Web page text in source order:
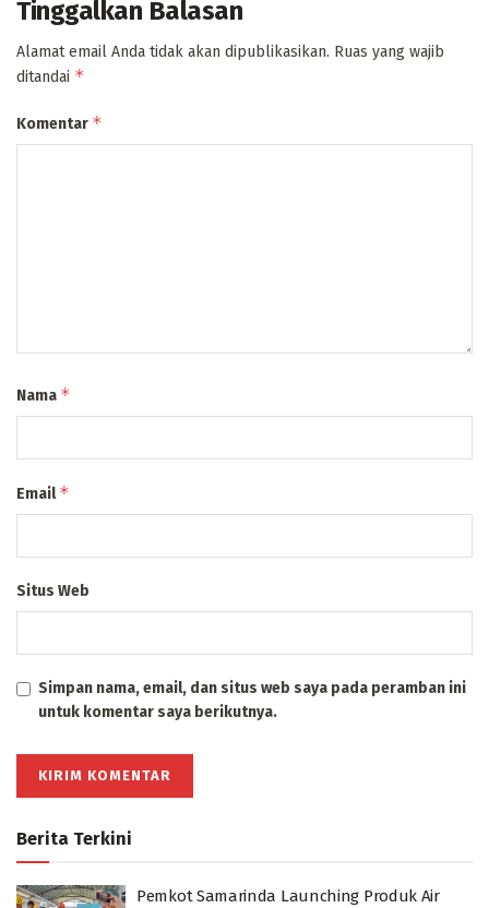
Tinggalkan Balasan
Alamat email Anda tidak akan dipublikasikan. Ruas yang wajib
ditandai *
Komentar *
Nama *
Email*
Situs Web
Simpan nama, email, dan situs web saya pada peramban ini
untuk komentar saya berikutnya.
Berita Terkini
Pemkot Samarinda Launching Produk Air